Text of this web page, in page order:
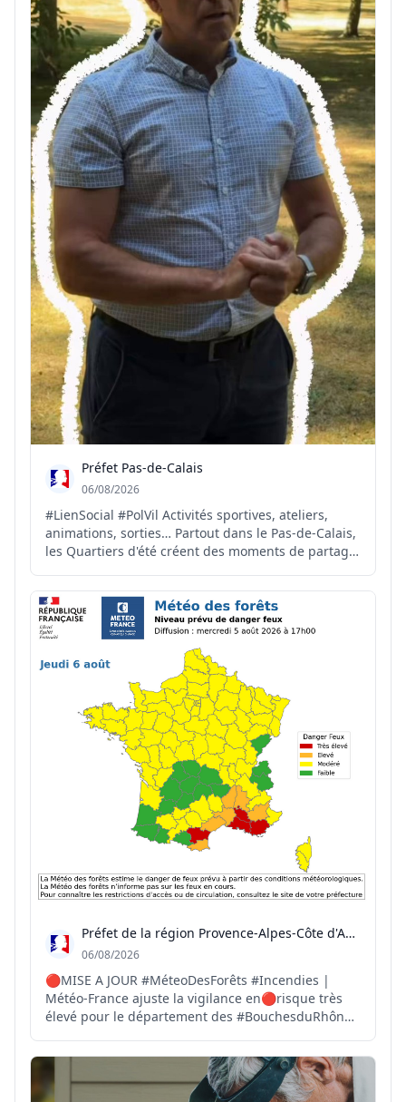
Préfet Pas-de-Calais
06/08/2026
#LienSocial #PolVil Activités sportives, ateliers,
animations, sorties… Partout dans le Pas-de-Calais,
les Quartiers d'été créent des moments de partage
et retour en images sur ces initiatives soutenues
par l'État dans le cadre de la Politique...
Préfet de la région Provence-Alpes-Côte d'Azur
06/08/2026
🔴MISE A JOUR #MéteoDesForêts #Incendies |
Météo-France ajuste la vigilance en🔴risque très
élevé pour le département des #BouchesduRhône.
#BouchesduRhône sont fermés. 🚫l'accès, la
présence, la circulation et les travaux y sont
interdits. 🆘 En cas de départ d...